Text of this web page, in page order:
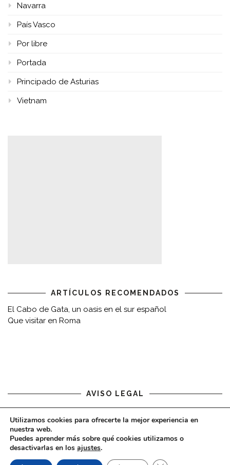
Navarra
País Vasco
Por libre
Portada
Principado de Asturias
Vietnam
ARTÍCULOS RECOMENDADOS
El Cabo de Gata, un oasis en el sur español
Que visitar en Roma
AVISO LEGAL
Aviso legal
Utilizamos cookies para ofrecerte la mejor experiencia en
nuestra web.
Puedes aprender más sobre qué cookies utilizamos o
desactivarlas en los ajustes.